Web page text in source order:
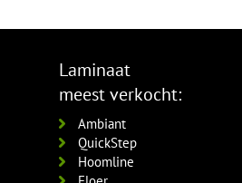
Laminaat
meest verkocht:
Ambiant
QuickStep
Hoomline